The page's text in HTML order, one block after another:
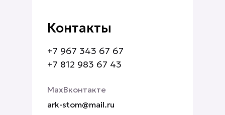
Контакты
+7 967 343 67 67
+7 812 983 67 43
МахВконтакте
ark-stom@mail.ru